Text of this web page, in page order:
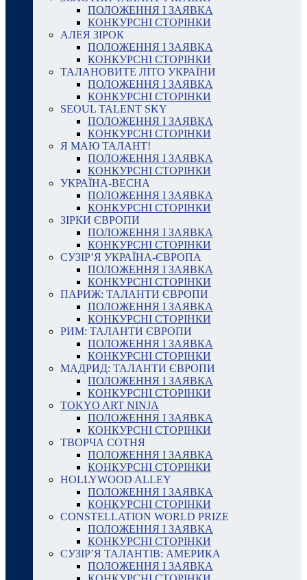
ПОЛОЖЕННЯ І ЗАЯВКА
КОНКУРСНІ СТОРІНКИ
АЛЕЯ ЗІРОК
ПОЛОЖЕННЯ І ЗАЯВКА
КОНКУРСНІ СТОРІНКИ
ТАЛАНОВИТЕ ЛІТО УКРАЇНИ
ПОЛОЖЕННЯ І ЗАЯВКА
КОНКУРСНІ СТОРІНКИ
SEOUL TALENT SKY
ПОЛОЖЕННЯ І ЗАЯВКА
КОНКУРСНІ СТОРІНКИ
Я МАЮ ТАЛАНТ!
ПОЛОЖЕННЯ І ЗАЯВКА
КОНКУРСНІ СТОРІНКИ
УКРАЇНА-ВЕСНА
ПОЛОЖЕННЯ І ЗАЯВКА
КОНКУРСНІ СТОРІНКИ
ЗІРКИ ЄВРОПИ
ПОЛОЖЕННЯ І ЗАЯВКА
КОНКУРСНІ СТОРІНКИ
СУЗІР’Я УКРАЇНА-ЄВРОПА
ПОЛОЖЕННЯ І ЗАЯВКА
КОНКУРСНІ СТОРІНКИ
ПАРИЖ: ТАЛАНТИ ЄВРОПИ
ПОЛОЖЕННЯ І ЗАЯВКА
КОНКУРСНІ СТОРІНКИ
РИМ: ТАЛАНТИ ЄВРОПИ
ПОЛОЖЕННЯ І ЗАЯВКА
КОНКУРСНІ СТОРІНКИ
МАДРИД: ТАЛАНТИ ЄВРОПИ
ПОЛОЖЕННЯ І ЗАЯВКА
КОНКУРСНІ СТОРІНКИ
TOKYO ART NINJA
ПОЛОЖЕННЯ І ЗАЯВКА
КОНКУРСНІ СТОРІНКИ
ТВОРЧА СОТНЯ
ПОЛОЖЕННЯ І ЗАЯВКА
КОНКУРСНІ СТОРІНКИ
HOLLYWOOD ALLEY
ПОЛОЖЕННЯ І ЗАЯВКА
КОНКУРСНІ СТОРІНКИ
CONSTELLATION WORLD PRIZE
ПОЛОЖЕННЯ І ЗАЯВКА
КОНКУРСНІ СТОРІНКИ
СУЗІР’Я ТАЛАНТІВ: АМЕРИКА
ПОЛОЖЕННЯ І ЗАЯВКА